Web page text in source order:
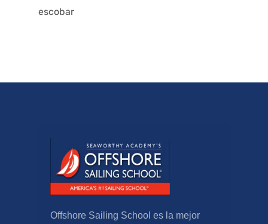
escobar
Offshore Sailing School es la mejor